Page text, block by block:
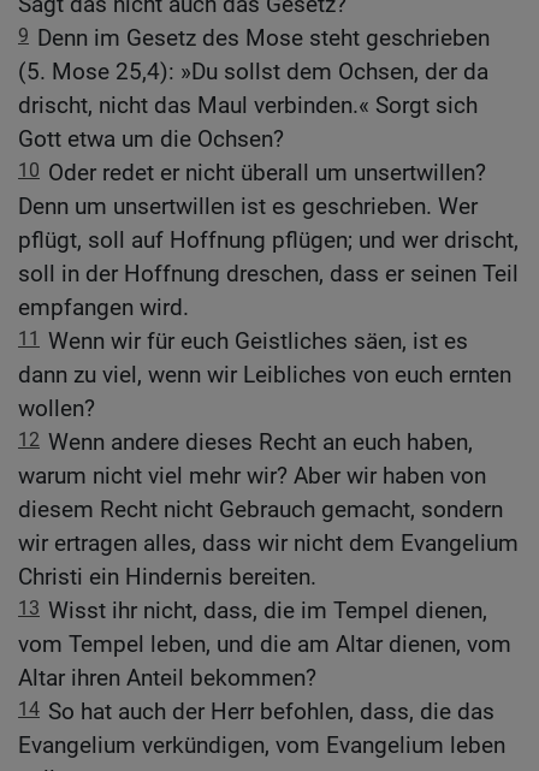
9 Denn im Gesetz des Mose steht geschrieben
(5. Mose 25,4): »Du sollst dem Ochsen, der da
drischt, nicht das Maul verbinden.« Sorgt sich
Gott etwa um die Ochsen?
10 Oder redet er nicht überall um unsertwillen?
Denn um unsertwillen ist es geschrieben. Wer
pflügt, soll auf Hoffnung pflügen; und wer drischt,
soll in der Hoffnung dreschen, dass er seinen Teil
empfangen wird.
11 Wenn wir für euch Geistliches säen, ist es
dann zu viel, wenn wir Leibliches von euch ernten
wollen?
12 Wenn andere dieses Recht an euch haben,
warum nicht viel mehr wir? Aber wir haben von
diesem Recht nicht Gebrauch gemacht, sondern
wir ertragen alles, dass wir nicht dem Evangelium
Christi ein Hindernis bereiten.
13 Wisst ihr nicht, dass, die im Tempel dienen,
vom Tempel leben, und die am Altar dienen, vom
Altar ihren Anteil bekommen?
14 So hat auch der Herr befohlen, dass, die das
Evangelium verkündigen, vom Evangelium leben